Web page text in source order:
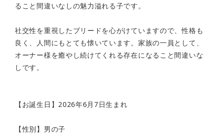
ること間違いなしの魅力溢れる子です。
社交性を重視したブリードを心がけていますので、性格も
良く、人間にもとても懐いています。家族の一員として、
オーナー様を癒やし続けてくれる存在になること間違いな
しです。
【お誕生日】2026年6月7日生まれ
【性別】男の子